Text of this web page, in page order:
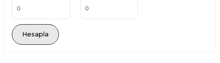
Hesapla